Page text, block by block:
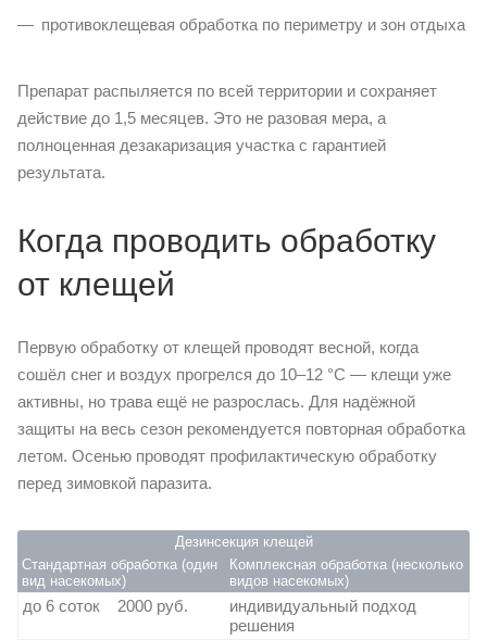
противоклещевая обработка по периметру и зон отдыха
Препарат распыляется по всей территории и сохраняет
действие до 1,5 месяцев. Это не разовая мера, а
полноценная дезакаризация участка с гарантией
результата.
Когда проводить обработку
от клещей
Первую обработку от клещей проводят весной, когда
сошёл снег и воздух прогрелся до 10–12 °C — клещи уже
активны, но трава ещё не разрослась. Для надёжной
защиты на весь сезон рекомендуется повторная обработка
летом. Осенью проводят профилактическую обработку
перед зимовкой паразита.
Дезинсекция клещей
Стандартная обработка (один
вид насекомых)
Комплексная обработка (несколько
видов насекомых)
до 6 соток 2000 руб.
индивидуальный подход
решения